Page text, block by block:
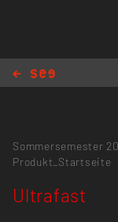
Sommersemester
Produkt_Startseite
Ultrafast